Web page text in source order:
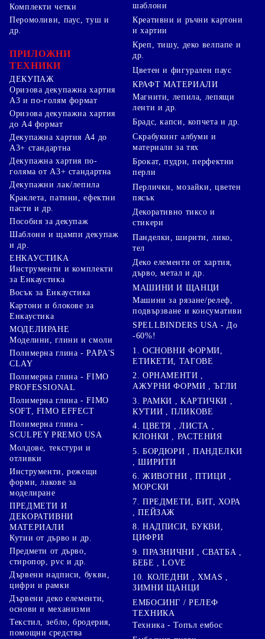
Комплекти четки
шаблони
Перомоливи, паус, туш и
др.
ПРИЛОЖНИ
ТЕХНИКИ
ДЕКУПАЖ
Оризова декупажна хартия
А3 и по-голям формат
Оризова декупажна хартия
до А4 формат
Декупажна хартия А4 до
А3+ стандартна
Декупажна хартия по-
голяма от А3+ стандартна
Декупажни лак/лепила
Краклета, патини, ефектни
пасти и др.
Пособия за декупаж
Шаблони и щампи декупаж
и др.
ЕНКАУСТИКА
Инструменти и комплекти
за Енкаустика
Восък за Енкаустика
Картони и блокове за
Енкаустика
МОДЕЛИРАНЕ
Моделини, глини и смоли
Полимерна глина - PAPA'S
CLAY
Полимерна глина - FIMO
PROFESSIONAL
Полимерна глина - FIMO
SOFT, FIMO EFFECT
Полимерна глина -
SCULPEY PREMO USA
Молдове, текстури и
отливки
Инструменти, режещи
форми, лакове за
моделиране
ПРЕДМЕТИ И
ДЕКОРАТИВНИ
МАТЕРИАЛИ
Кутии от дърво и др.
Предмети от дърво,
стиропор, pvc и др.
Дървени надписи, букви,
цифри и рамки
Дървени деко елементи,
основи и механизми
Текстил, зебло, бродерия,
помощни средства
Креативни и ръчни картони
и хартии
Креп, тишу, деко велпапе и
др.
Цветен и фигурален паус
КРАФТ МАТЕРИАЛИ
Магнити, лепила, лепящи
ленти и др.
Брадс, капси, копчета и др.
Скрабукинг албуми и
материали за тях
Брокат, пудри, перфектни
перли
Перлички, мозайки, цветен
пясък
Декоративно тиксо и
стикери
Панделки, ширити, лико,
тел
Деко елементи от хартия,
дърво, метал и др.
МАШИНИ И ЩАНЦИ
Машини за рязане/релеф,
подвързване и консумативи
SPELLBINDERS USA - До
-60%!
1. ОСНОВНИ ФОРМИ,
ЕТИКЕТИ, ТАГОВЕ
2. ОРНАМЕНТИ ,
АЖУРНИ ФОРМИ , ЪГЛИ
3. РАМКИ , КАРТИЧКИ ,
КУТИИ , ПЛИКОВЕ
4. ЦВЕТЯ , ЛИСТА ,
КЛОНКИ , РАСТЕНИЯ
5. БОРДЮРИ , ПАНДЕЛКИ
, ШИРИТИ
6. ЖИВОТНИ , ПТИЦИ ,
МОРСКИ
7. ПРЕДМЕТИ, БИТ, ХОРА
, ПЕЙЗАЖ
8. НАДПИСИ, БУКВИ,
ЦИФРИ
9. ПРАЗНИЧНИ , СВАТБА ,
БЕБЕ , LOVE
10. КОЛЕДНИ , XMAS ,
ЗИМНИ ЩАНЦИ
ЕМБОСИНГ / РЕЛЕФ
ТЕХНИКА
Техника - Топъл ембос